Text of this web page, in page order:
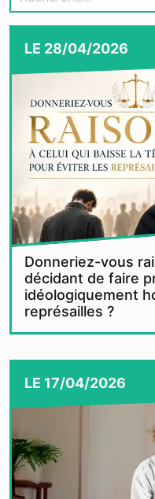
LE 28/04/2026
Donneriez-vous
décidant de faire
idéologiquement
représailles ?
LE 17/04/2026